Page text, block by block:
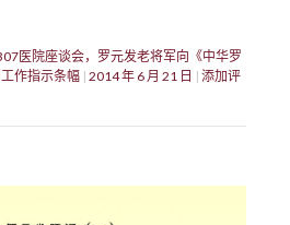
医院座谈会，罗元发老将军向《中华罗
作指示条幅 2014 年 6 月 21 日
添加评